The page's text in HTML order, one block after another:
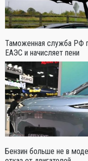
Таможенная служба РФ
ЕАЭС и начисляет пени
Бензин больше не в